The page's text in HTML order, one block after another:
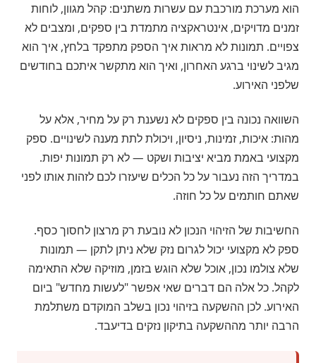
הוא מערכת מורכבת עם עשרות משתנים: קהל מגוון, לוחות
זמנים מדויקים, אינטראקציה מתמדת בין ספקים, ומצבים לא
צפויים. תמונות לא מראות איך הספק מתפקד בלחץ, איך הוא
מגיב לשינוי ברגע האחרון, ואיך הוא מתקשר איתכם בחודשים
שלפני האירוע.
השוואה נכונה בין ספקים לא נשענת רק על מחיר, אלא על
מהות: איכות, זמינות, ניסיון, ויכולת לתת מענה לשינויים. ספק
מקצועי באמת מביא יציבות ושקט — לא רק תמונות יפות.
במדריך הזה נעבור על כל הכלים שיעזרו לכם לזהות אותו לפני
שאתם חותמים על כל חוזה.
החשיבות של הזיהוי הנכון לא נובעת רק מרצון לחסוך כסף.
ספק לא מקצועי יכול לגרום נזק שלא ניתן לתקן — תמונות
שלא צולמו נכון, אוכל שלא הוגש בזמן, מוזיקה שלא התאימה
לקהל. כל אלה הם דברים שאי אפשר "לעשות מחדש" ביום
האירוע. לכן ההשקעה בזיהוי נכון בשלב המוקדם משתלמת
הרבה יותר מההשקעה בתיקון נזקים בדיעבד.